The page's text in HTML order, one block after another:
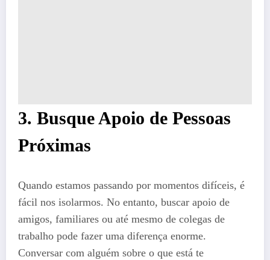
3. Busque Apoio de Pessoas
Próximas
Quando estamos passando por momentos difíceis, é
fácil nos isolarmos. No entanto, buscar apoio de
amigos, familiares ou até mesmo de colegas de
trabalho pode fazer uma diferença enorme.
Conversar com alguém sobre o que está te